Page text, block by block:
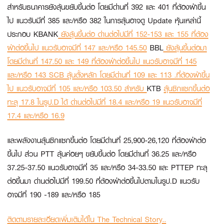
สำหรับธนาคารยังลุ้นขยับขึ้นต่อ โดยมีด่านที่ 392 และ 401 ที่ต้องฝ่าขึ้น
ไป แนวรับมีที่ 385 และ/หรือ 382 ในการลุ้นอาจดู Update หุ้นเหล่านี้
ประกอบ KBANK ยังลุ้นขึ้นต่อ ด่านต่อไปมีที่ 152-153 และ 155 ที่ต้อง
ฝ่าต่อขึ้นไป แนวรับอาจมีที่ 147 และ/หรือ 145.50 BBLยังลุ้นขึ้นต่อมา
โดยมีด่านที่ 147.50 และ 149 ที่ต้องฝ่าต่อขึ้นไป แนวรับอาจมีที่ 145
และ/หรือ 143 SCB ลุ้นตั้งหลัก โดยมีด่านที่ 109 และ 113 .ที่ต้องฝ่าขึ้น
ไป แนวรับอาจมีที่ 105 และ/หรือ 103.50 สำหรับ KTB ลุ้นซิกแซกขึ้นต่อ
ทะลุ 17.8 ในรูป.D ได้ ด่านต่อไปมีที่ 18.4 และ/หรือ 19 แนวรับอาจมีที่
17.4 และ/หรือ 16.9
และพลังงานลุ้นซิกแซกขึ้นต่อ โดยมีด่านที่ 25,900-26,120 ที่ต้องฝ่าต่อ
ขึ้นไป ส่วน PTT ลุ้นค่อยๆ ขยับขึ้นต่อ โดยมีด่านที่ 36.25 และ/หรือ
37.25-37.50 แนวรับอาจมีที่ 35 และ/หรือ 34-33.50 และ PTTEP ทะลุ
ต่อขึ้นมา ด่านต่อไปมีที่ 199.50 ที่ต้องฝ่าต่อขึ้นไปตามในรูป.D แนวรับ
อาจมีที่ 190 -189 และ/หรือ 185
ติดตามรายละเอียดเพิ่มเติมได้ใน The Technical Story..